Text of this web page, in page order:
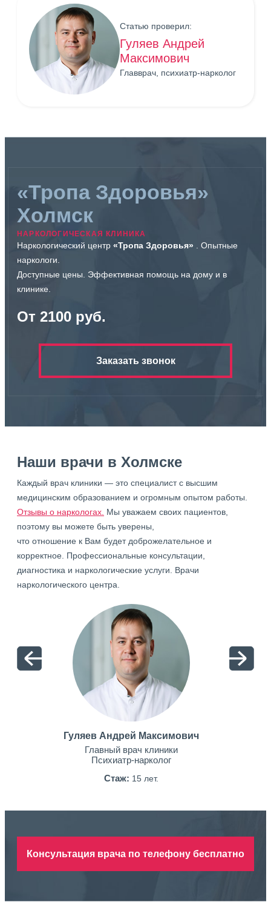
Статью проверил:
Гуляев Андрей
Максимович
Главврач, психиатр-нарколог
«Тропа Здоровья»
Холмск
НАРКОЛОГИЧЕСКАЯ КЛИНИКА
Наркологический центр «Тропа Здоровья» . Опытные
наркологи.
Доступные цены. Эффективная помощь на дому и в
клинике.
От 2100 руб.
Заказать звонок
Наши врачи в Холмске
Каждый врач клиники — это специалист с высшим
медицинским образованием и огромным опытом работы.
Отзывы о наркологах. Мы уважаем своих пациентов,
поэтому вы можете быть уверены,
что отношение к Вам будет доброжелательное и
корректное. Профессиональные консультации,
диагностика и наркологические услуги. Врачи
наркологического центра.
Гуляев Андрей Максимович
Главный врач клиники
Психиатр-нарколог
Стаж: 15 лет.
Консультация врача по телефону бесплатно